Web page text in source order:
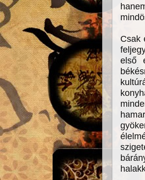
Csak
első